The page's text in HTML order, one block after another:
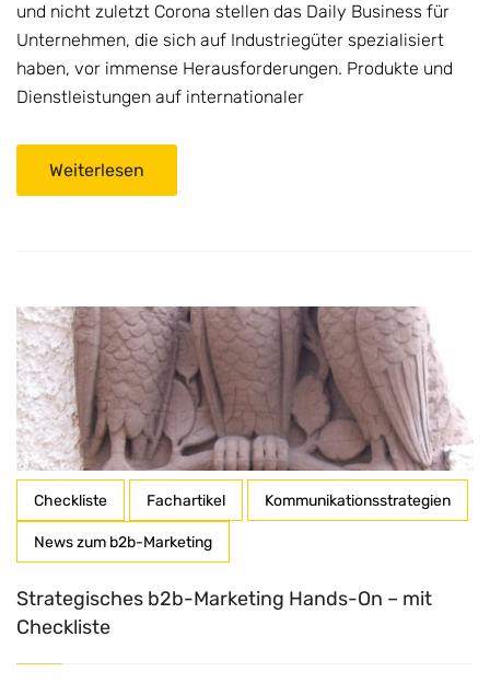
und nicht zuletzt Corona stellen das Daily Business für
Unternehmen, die sich auf Industriegüter spezialisiert
haben, vor immense Herausforderungen. Produkte und
Dienstleistungen auf internationaler
Weiterlesen
Checkliste Fachartikel Kommunikationsstrategien
News zum b2b-Marketing
Strategisches b2b-Marketing Hands-On – mit
Checkliste